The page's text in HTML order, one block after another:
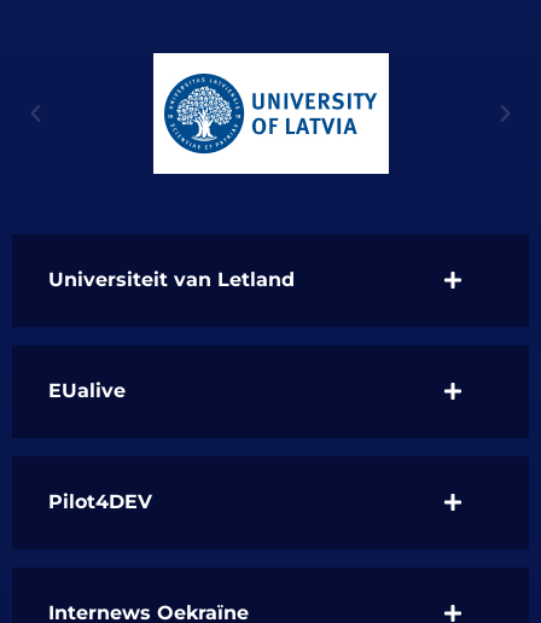
Universiteit van Letland
EUalive
Pilot4DEV
Internews Oekraïne